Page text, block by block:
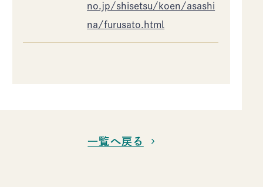
no.jp/shisetsu/koen/asashi
na/furusato.html
一覧へ戻る